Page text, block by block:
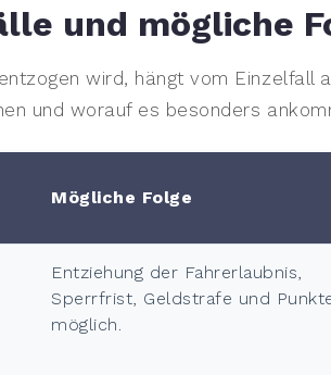
und mögliche
wird, hängt vom Einzelfall
und worauf es besonders
Mögliche Folge
Entziehung der Fahrerlaubnis,
Sperrfrist, Geldstrafe und
möglich.